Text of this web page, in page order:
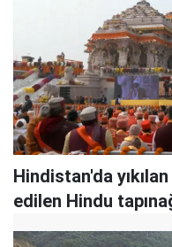
Hindistan'da
edilen Hindu